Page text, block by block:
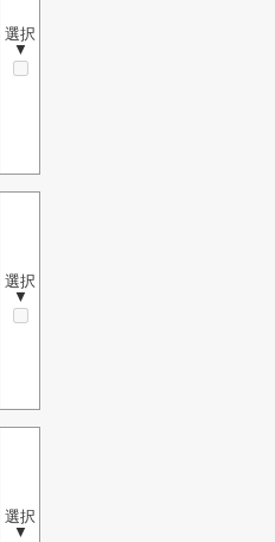
選択
▼
選択
▼
選択
▼